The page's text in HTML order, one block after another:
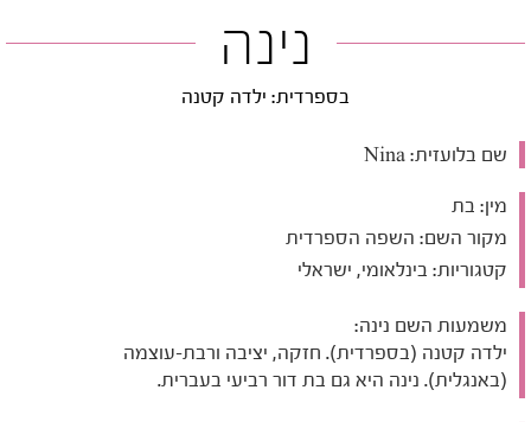
נינה
בספרדית: ילדה קטנה
שם בלועזית:
מין: בת
מקור השם: השפה הספרדית
קטגוריות: בינלאומי, ישראלי
משמעות השם נינה:
ילדה קטנה (בספרדית). חזקה, יציבה ורבת-עוצמה
(באנגלית). נינה היא גם בת דור רביעי בעברית.